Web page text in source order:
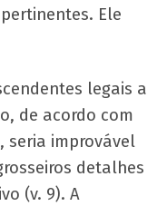
Ele
legais a
de acordo com
seria improvável
detalhes
(v. 9). A